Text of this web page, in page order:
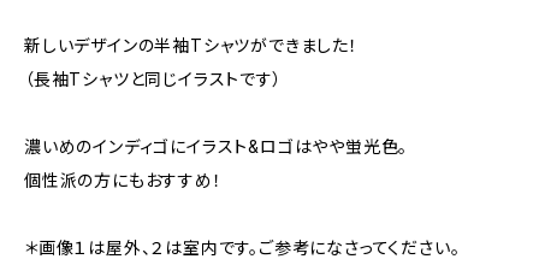
新しいデザインの半袖Tシャツができました！
（長袖Tシャツと同じイラストです）
濃いめのインディゴにイラスト&ロゴはやや蛍光色。
個性派の方にもおすすめ！
＊画像１は屋外、２は室内です。ご参考になさってください。